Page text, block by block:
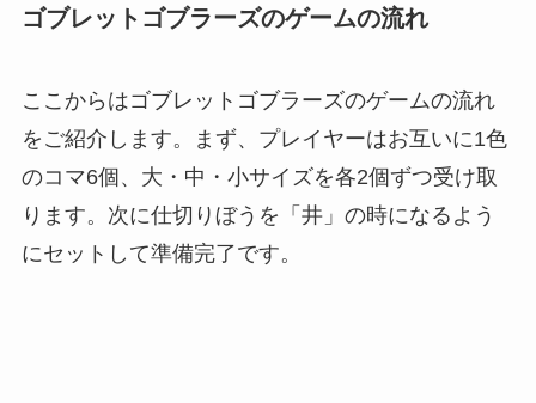
ゴブレットゴブラーズのゲームの流れ
ここからはゴブレットゴブラーズのゲームの流れ
をご紹介します。まず、プレイヤーはお互いに1色
のコマ6個、大・中・小サイズを各2個ずつ受け取
ります。次に仕切りぼうを「井」の時になるよう
にセットして準備完了です。